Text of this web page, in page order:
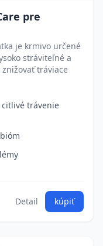
pre
je krmivo určené
stráviteľné a
tráviace
citlivé trávenie
Detail kúpiť